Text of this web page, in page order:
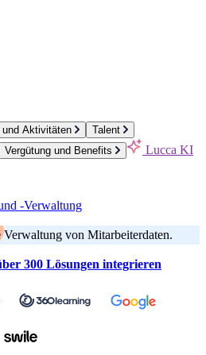
und Aktivitäten
Talent
Vergütung und Benefits Lucca KI
-Verwaltung
von Mitarbeiterdaten.
300 Lösungen integrieren